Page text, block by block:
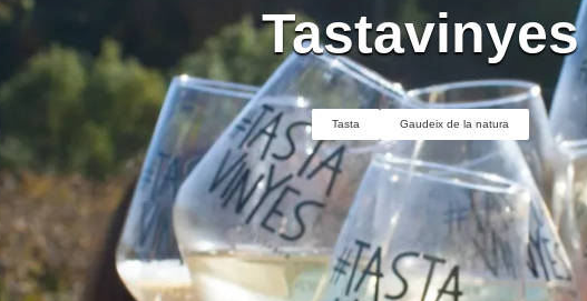
Tastavinyes
Tasta Gaudeix de la natura